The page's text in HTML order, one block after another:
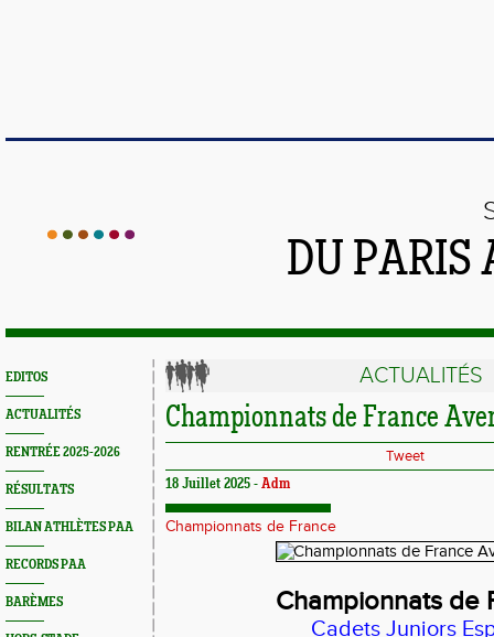
DU PARIS
EDITOS
ACTUALITÉS
RENTRÉE 2025-2026
RÉSULTATS
BILAN ATHLÈTES PAA
RECORDS PAA
BARÈMES
ACTUALITÉS
Championnats de France
Tweet
18 Juillet 2025 - Adm
Championnats de France
Championnats de
Cadets Juniors